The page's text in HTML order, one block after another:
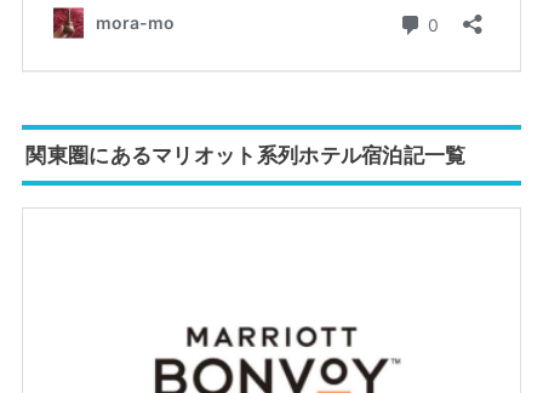
関東圏にあるマリオット系列ホテル宿泊記一覧